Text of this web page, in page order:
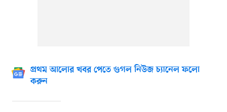
প্রথম আলোর খবর পেতে গুগল নিউজ চ্যানেল ফলো
করুন